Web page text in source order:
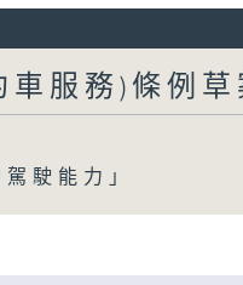
服務)條例草
駛能力」